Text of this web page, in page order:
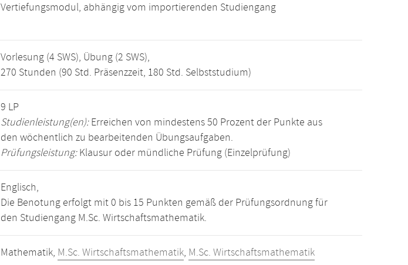
Vertiefungsmodul, abhängig vom importierenden Studiengang
Vorlesung (4 SWS), Übung (2 SWS),
270 Stunden (90 Std. Präsenzzeit, 180 Std. Selbststudium)
9 LP
Studienleistung(en):Erreichen von mindestens 50 Prozent der Punkte aus
den wöchentlich zu bearbeitenden Übungsaufgaben.
Prüfungsleistung:Klausur oder mündliche Prüfung (Einzelprüfung)
Englisch,
Die Benotung erfolgt mit 0 bis 15 Punkten gemäß der Prüfungsordnung für
den Studiengang M.Sc. Wirtschaftsmathematik.
Mathematik, M.Sc. Wirtschaftsmathematik, M.Sc. Wirtschaftsmathematik